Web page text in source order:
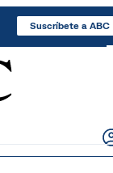
Suscríbete a ABC